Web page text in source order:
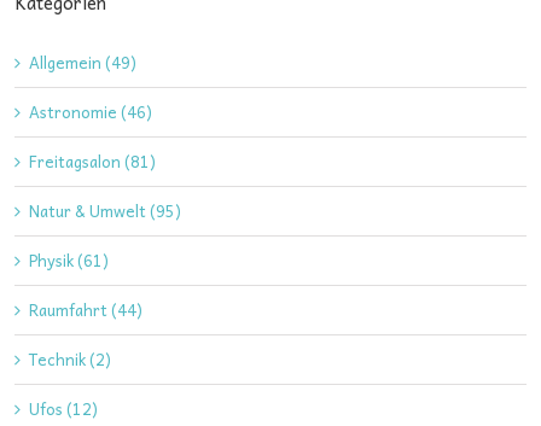
Allgemein (49)
Astronomie (46)
Freitagsalon (81)
Natur & Umwelt (95)
Physik (61)
Raumfahrt (44)
Technik (2)
Ufos (12)